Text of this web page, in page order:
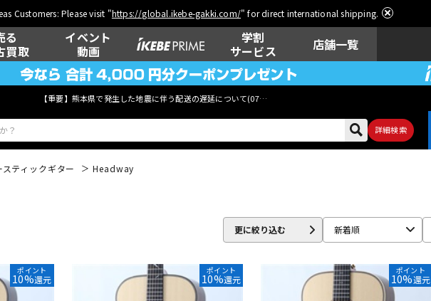
Customers: Please visit "https://global.ikebe-gakki.com/" for direct international shipping.
る
買取
イベント
動画
学割
サービス
店舗一覧
【重要】熊本県で発生した地震に伴う配送の遅延について(07月29日
詳細検索
その他楽器 アンプ
スティックギター Headway
更に絞り込む 新着順
ポイント
10%還元
ポイント
10%還元
ポイント
10%還元